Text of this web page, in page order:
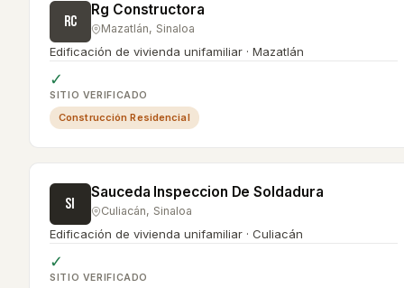
RC
Rg Constructora
Mazatlán, Sinaloa
Edificación de vivienda unifamiliar · Mazatlán
✓
SITIO VERIFICADO
Construcción Residencial
SI
Sauceda Inspeccion De Soldadura
Culiacán, Sinaloa
Edificación de vivienda unifamiliar · Culiacán
✓
SITIO VERIFICADO